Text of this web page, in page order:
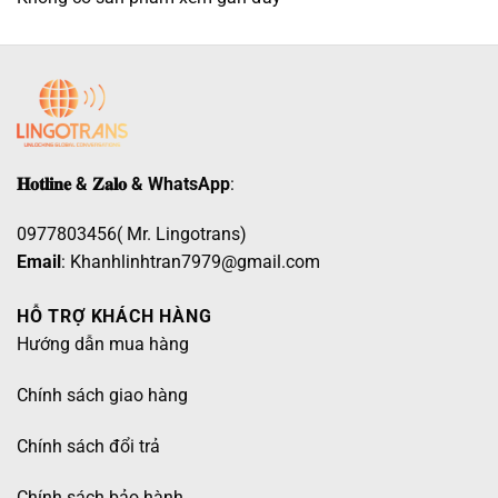
𝐇𝐨𝐭𝐥𝐢𝐧𝐞 & 𝐙𝐚𝐥𝐨 & WhatsApp:
0977803456( Mr. Lingotrans)
Email : Khanhlinhtran7979@gmail.com
HỖ TRỢ KHÁCH HÀNG
Hướng dẫn mua hàng
Chính sách giao hàng
Chính sách đổi trả